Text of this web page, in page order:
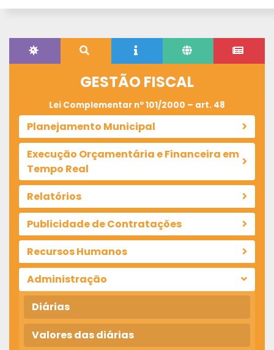
GESTÃO FISCAL
Lei Complementar nº 101/2000 – art. 48
Planejamento Municipal
Execução Orçamentária e Financeira em
Tempo Real
Relatórios
Publicidade de Contratações
Recursos Humanos
Administração
Diárias
Valores das diárias